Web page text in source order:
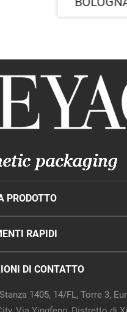
PRODOTTO
RAPIDI
DI CONTATTO
1405, 14/FL, Torre 3,
Via Yingfeng, Distretto di